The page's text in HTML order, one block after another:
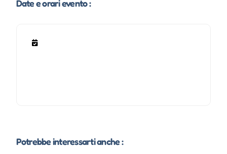
Date e orari evento :
Potrebbe interessarti anche :